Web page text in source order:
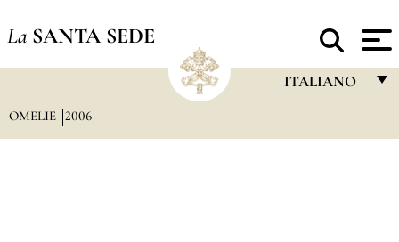
La SANTA SEDE
ITALIANO
OMELIE 2006